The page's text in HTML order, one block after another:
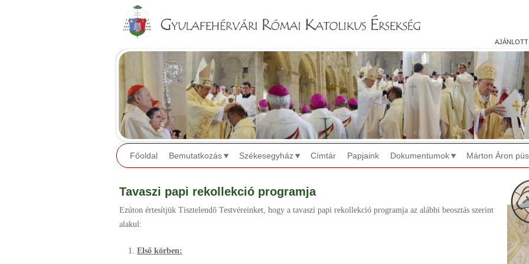
ajánlott
Főoldal Bemutatkozás Székesegyház Címtár Papjaink Dokumentumok Márton Áron
Tavaszi papi rekollekció programja
Ezúton értesítjük Tisztelendő Testvéreinket, hogy a tavaszi papi rekollekció programja az alábbi beosztás szerint
alakul:
Első körben: